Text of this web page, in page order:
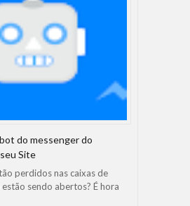
do messenger do
Site
perdidos nas caixas de
sendo abertos? É hora